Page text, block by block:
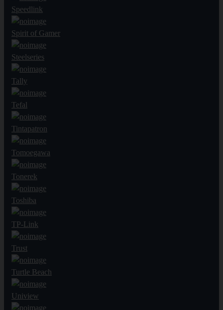
Speedlink
Spirit of Gamer
Steelseries
Tally
Tefal
Tintapatron
Tomoegawa
Tonerek
Toshiba
TP-Link
Trust
Turtle Beach
Uniview